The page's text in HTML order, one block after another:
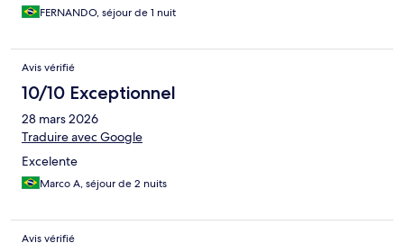
FERNANDO, séjour de 1 nuit
Avis vérifié
10/10 Exceptionnel
28 mars 2026
Traduire avec Google
Excelente
Marco A, séjour de 2 nuits
Avis vérifié